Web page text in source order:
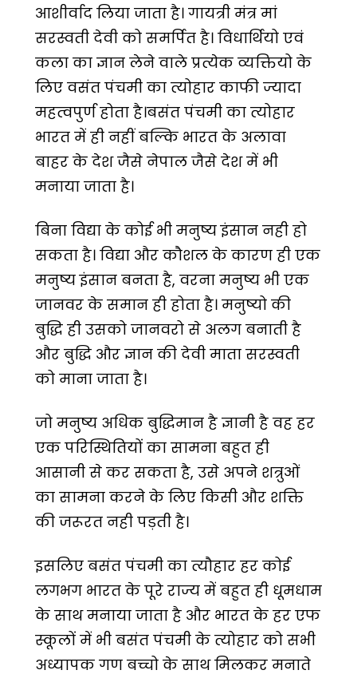
आशीर्वाद लिया जाता है। गायत्री मंत्र मां
सरस्वती देवी को समर्पित है। विधार्थियो एवं
कला का ज्ञान लेने वाले प्रत्येक व्यक्तियो के
लिए वसंत पंचमी का त्योहार काफी ज्यादा
महत्वपुर्ण होता है।बसंत पंचमी का त्योहार
भारत में ही नहीं बल्कि भारत के अलावा
बाहर के देश जैसे नेपाल जैसे देश में भी
मनाया जाता है।
बिना विद्या के कोई भी मनुष्य इंसान नही हो
सकता है। विद्या और कौशल के कारण ही एक
मनुष्य इंसान बनता है, वरना मनुष्य भी एक
जानवर के समान ही होता है। मनुष्यो की
बुद्धि ही उसको जानवरो से अलग बनाती है
और बुद्धि और ज्ञान की देवी माता सरस्वती
को माना जाता है।
जो मनुष्य अधिक बुद्धिमान है ज्ञानी है वह हर
एक परिस्थितियों का सामना बहुत ही
आसानी से कर सकता है, उसे अपने शत्रुओं
का सामना करने के लिए किसी और शक्ति
की जरूरत नही पड़ती है।
इसलिए बसंत पंचमी का त्यौहार हर कोई
लगभग भारत के पूरे राज्य में बहुत ही धूमधाम
के साथ मनाया जाता है और भारत के हर एफ
स्कूलों में भी बसंत पंचमी के त्योहार को सभी
अध्यापक गण बच्चो के साथ मिलकर मनाते